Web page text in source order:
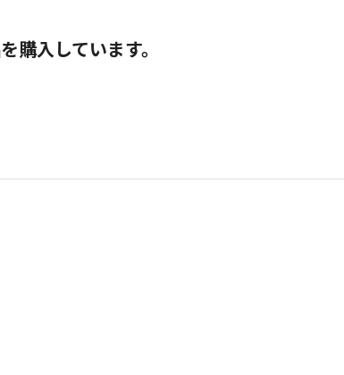
購入しています。